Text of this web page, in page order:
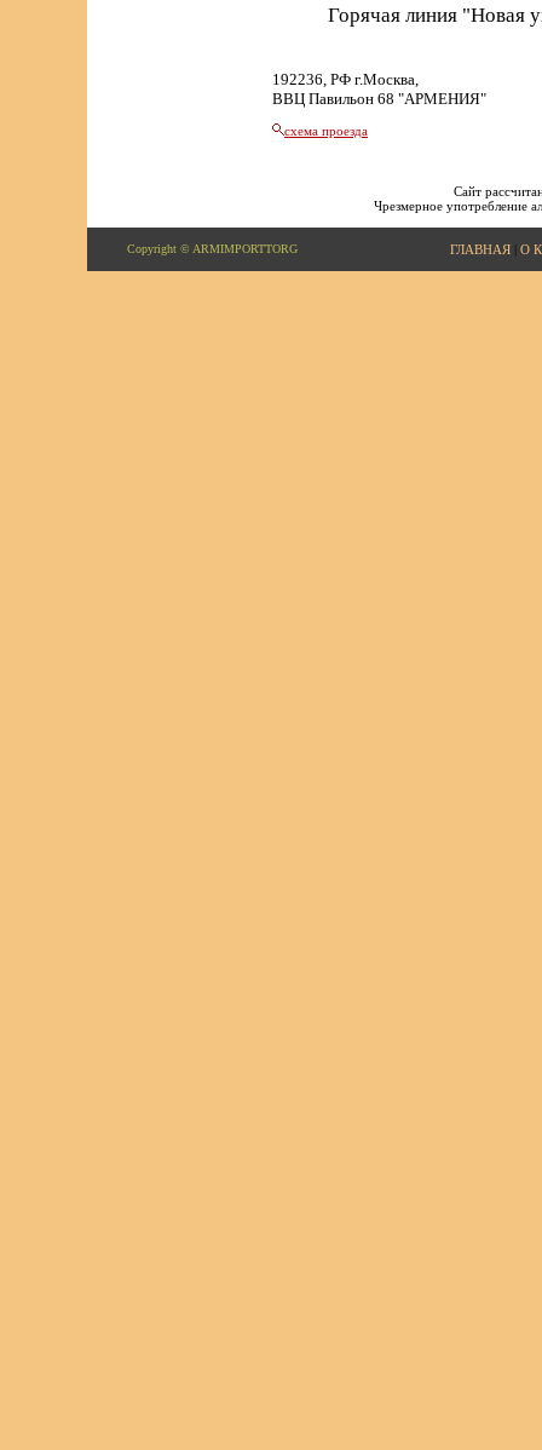
Горячая линия "Новая
192236, РФ г.Москва,
ВВЦ Павильон 68 "АРМЕНИЯ"
схема проезда
Сайт
Чрезмерное употребление
Copyright © ARMIMPORTTORG ГЛАВНАЯ| О